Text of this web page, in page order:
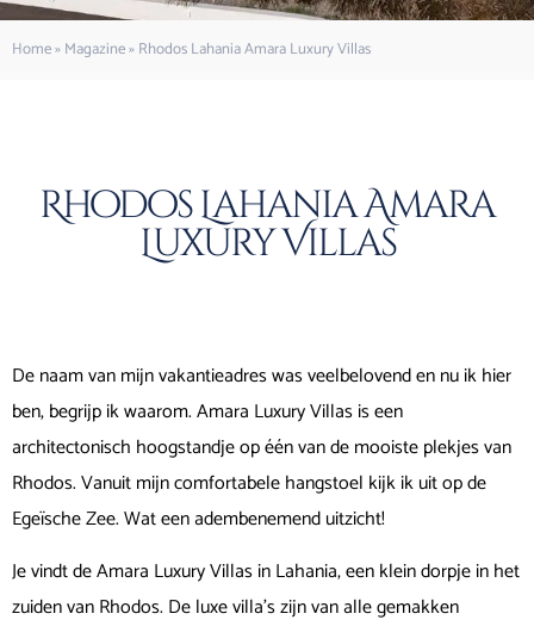
Home»Magazine»Rhodos Lahania Amara Luxury Villas
Rhodos Lahania Amara
Luxury Villas
De naam van mijn vakantieadres was veelbelovend en nu ik hier
ben, begrijp ik waarom. Amara Luxury Villas is een
architectonisch hoogstandje op één van de mooiste plekjes van
Rhodos. Vanuit mijn comfortabele hangstoel kijk ik uit op de
Egeïsche Zee. Wat een adembenemend uitzicht!
Je vindt de Amara Luxury Villas in Lahania, een klein dorpje in het
zuiden van Rhodos. De luxe villa’s zijn van alle gemakken